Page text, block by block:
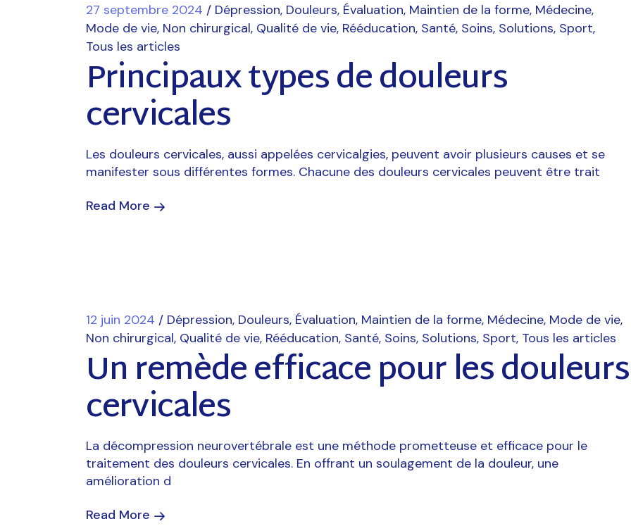
27 septembre 2024 Dépression Douleurs Évaluation Maintien de la forme Médecine
Mode de vie Non chirurgical Qualité de vie Rééducation Santé Soins Solutions Sport
Tous les articles
Principaux types de douleurs
cervicales
Les douleurs cervicales, aussi appelées cervicalgies, peuvent avoir plusieurs causes et se
manifester sous différentes formes. Chacune des douleurs cervicales peuvent être trait
Read More
12 juin 2024 Dépression Douleurs Évaluation Maintien de la forme Médecine Mode de vie
Non chirurgical Qualité de vie Rééducation Santé Soins Solutions Sport Tous les articles
Un remède efficace pour les douleurs
cervicales
La décompression neurovertébrale est une méthode prometteuse et efficace pour le
traitement des douleurs cervicales. En offrant un soulagement de la douleur, une
amélioration d
Read More